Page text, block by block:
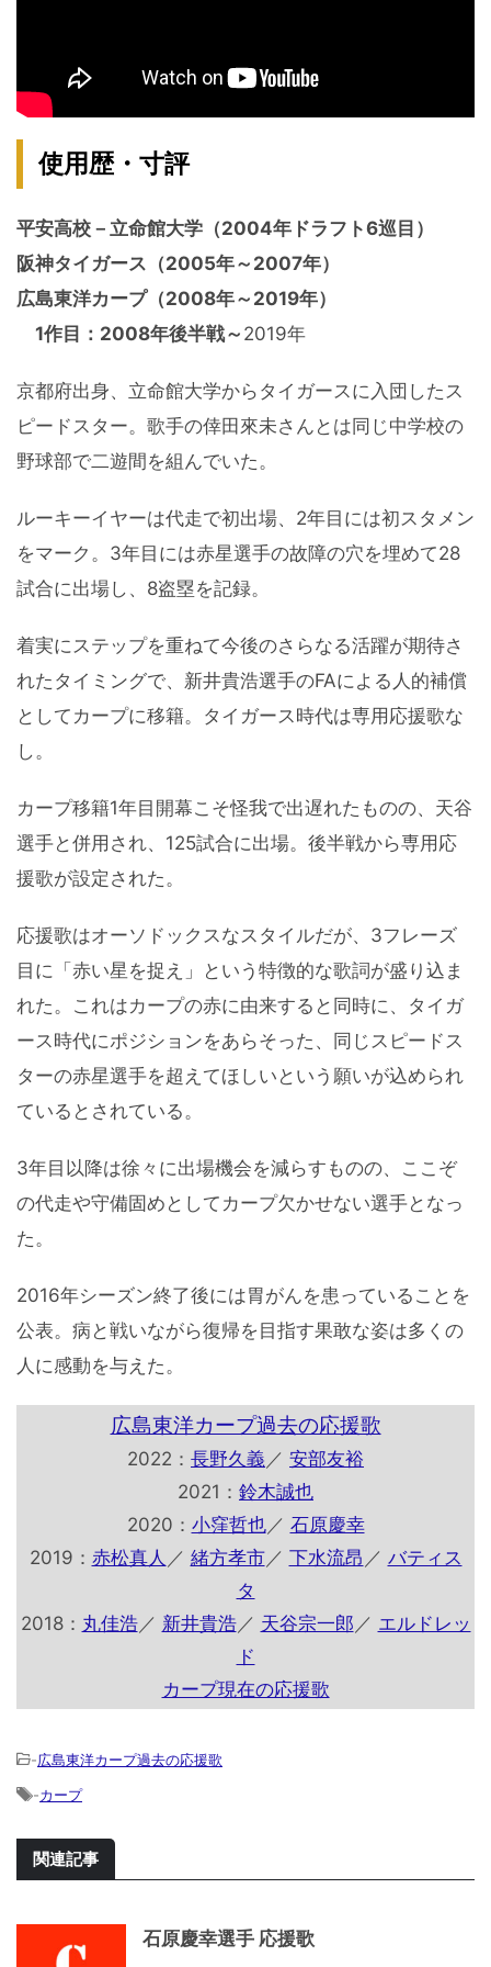
使用歴・寸評
平安高校－立命館大学（2004年ドラフト6巡目）
阪神タイガース（2005年～2007年）
広島東洋カープ（2008年～2019年）
1作目：2008年後半戦～ 2019年
京都府出身、立命館大学からタイガースに入団したス
ピードスター。歌手の倖田來未さんとは同じ中学校の
野球部で二遊間を組んでいた。
ルーキーイヤーは代走で初出場、2年目には初スタメン
をマーク。3年目には赤星選手の故障の穴を埋めて28
試合に出場し、8盗塁を記録。
着実にステップを重ねて今後のさらなる活躍が期待さ
れたタイミングで、新井貴浩選手のFAによる人的補償
としてカープに移籍。タイガース時代は専用応援歌な
し。
カープ移籍1年目開幕こそ怪我で出遅れたものの、天谷
選手と併用され、125試合に出場。後半戦から専用応
援歌が設定された。
応援歌はオーソドックスなスタイルだが、3フレーズ
目に「赤い星を捉え」という特徴的な歌詞が盛り込ま
れた。これはカープの赤に由来すると同時に、タイガ
ース時代にポジションをあらそった、同じスピードス
ターの赤星選手を超えてほしいという願いが込められ
ているとされている。
3年目以降は徐々に出場機会を減らすものの、ここぞ
の代走や守備固めとしてカープ欠かせない選手となっ
た。
2016年シーズン終了後には胃がんを患っていることを
公表。病と戦いながら復帰を目指す果敢な姿は多くの
人に感動を与えた。
広島東洋カープ過去の応援歌
2022： 長野久義 ／ 安部友裕
2021： 鈴木誠也
2020： 小窪哲也／ 石原慶幸
2019： 赤松真人 ／ 緒方孝市／ 下水流昂 ／ バティス
タ
2018： 丸佳浩／ 新井貴浩／ 天谷宗一郎 ／ エルドレッ
ド
カープ現在の応援歌
-広島東洋カープ過去の応援歌
-カープ
関連記事
石原慶幸選手 応援歌